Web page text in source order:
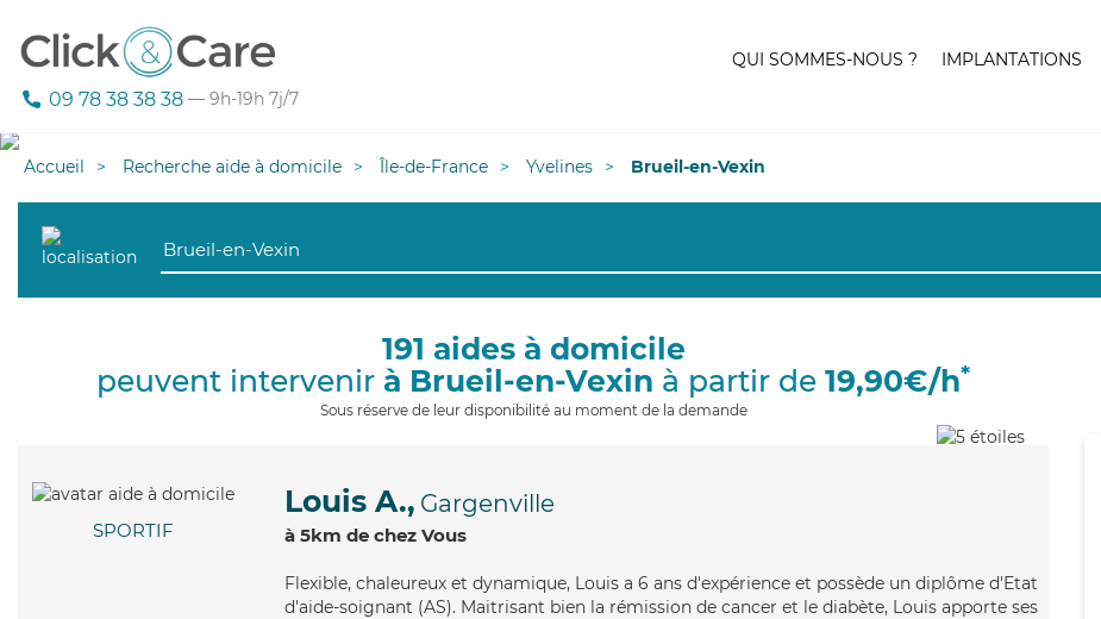
09 78 38 38 38 — 9h-19h 7j/7
QUI SOMMES-NOUS ? IMPLANTATIONS
Accueil Recherche aide à domicile Île-de-France Yvelines Brueil-en-Vexin
191 aides à domicile
peuvent intervenir à Brueil-en-Vexin à partir de 19,90€/h*
Sous réserve de leur disponibilité au moment de la demande
SPORTIF
Louis A., Gargenville
à 5km de chez Vous
Flexible, chaleureux et dynamique, Louis a 6 ans d'expérience et possède un diplôme d'Etat
d'aide-soignant (AS). Maitrisant bien la rémission de cancer et le diabète, Louis apporte ses